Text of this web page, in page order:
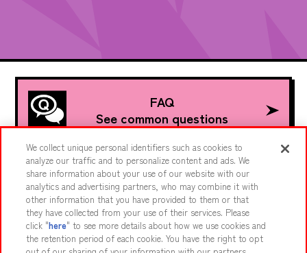
FAQ
See common questions
Join Our Team
Click here for details
Media Inquiries
We collect unique personal identifiers such as cookies to
analyze our traffic and to personalize content and ads. We
share information about your use of our website with our
analytics and advertising partners, who may combine it with
other information that you have provided to them or that
they have collected from your use of their services. Please
click "here" to see more details about how we use cookies and
the retention period of each cookie. You have the right to opt